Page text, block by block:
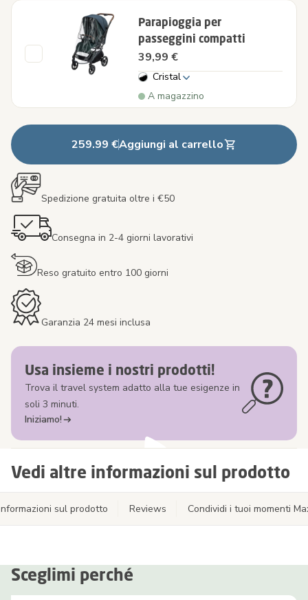
Parapioggia per
passeggini compatti
39,99 €
Cristal
A magazzino
259.99 €Aggiungi al carrello
Spedizione gratuita oltre i €50
Consegna in 2-4 giorni lavorativi
Reso gratuito entro 100 giorni
Garanzia 24 mesi inclusa
Usa insieme i nostri prodotti!
Trova il travel system adatto alla tue esigenze in
soli 3 minuti.
Iniziamo!
Vedi altre informazioni sul prodotto
sul prodotto Reviews Condividi i tuoi momenti
Sceglimi perché